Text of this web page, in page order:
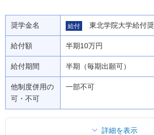
奨学金名 給付 東北学院大学給付
給付額 半期10万円
給付期間 半期（毎期出願可）
他制度併用の
可・不可
一部不可
詳細を表示